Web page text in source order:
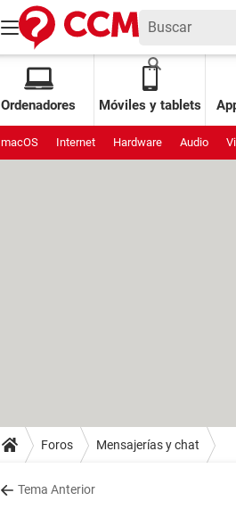
Ordenadores Móviles y tablets
macOS Internet Hardware Audio
Foros Mensajerías y chat
Tema Anterior